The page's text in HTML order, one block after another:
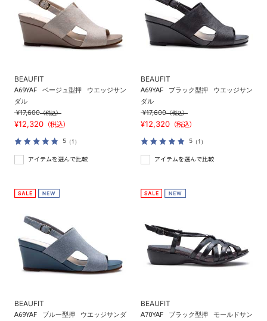
BEAUFIT
A69YAF ベージュ型押
ウエッジサン
ダル
¥17,600（税込）
¥12,320 （税込）
5（1）
アイテムを選んで比較
BEAUFIT
A69YAF ブラック型押
ウエッジサン
ダル
¥17,600（税込）
¥12,320 （税込）
5（1）
アイテムを選んで比較
BEAUFIT
A69YAF ブルー型押
ウエッジサンダ
BEAUFIT
A70YAF ブラック型押
モールドサン